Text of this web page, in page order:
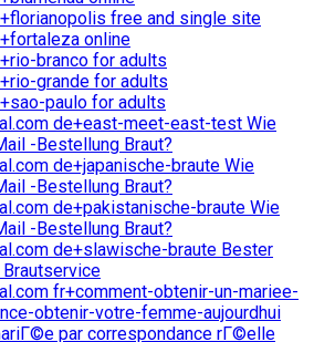
free and single site
online
branco for adults
grande for adults
paulo for adults
de+east-meet-east-test Wie
-Bestellung Braut?
de+japanische-braute Wie
-Bestellung Braut?
de+pakistanische-braute Wie
-Bestellung Braut?
de+slawische-braute Bester
fr+comment-obtenir-un-mariee-
obtenir-votre-femme-aujourdhui
par correspondance rГ©elle